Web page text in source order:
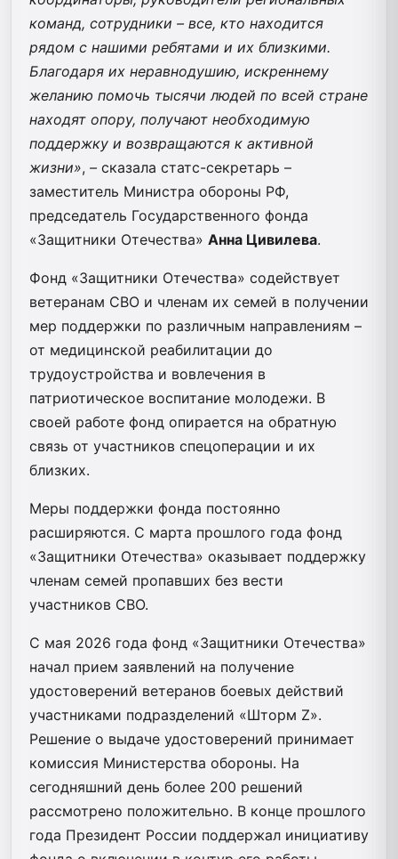
команд, сотрудники – все, кто находится
рядом с нашими ребятами и их близкими.
Благодаря их неравнодушию, искреннему
желанию помочь тысячи людей по всей стране
находят опору, получают необходимую
поддержку и возвращаются к активной
жизни», – сказала статс-секретарь –
заместитель Министра обороны РФ,
председатель Государственного фонда
«Защитники Отечества» Анна Цивилева.
Фонд «Защитники Отечества» содействует
ветеранам СВО и членам их семей в получении
мер поддержки по различным направлениям –
от медицинской реабилитации до
трудоустройства и вовлечения в
патриотическое воспитание молодежи. В
своей работе фонд опирается на обратную
связь от участников спецоперации и их
близких.
Меры поддержки фонда постоянно
расширяются. С марта прошлого года фонд
«Защитники Отечества» оказывает поддержку
членам семей пропавших без вести
участников СВО.
С мая 2026 года фонд «Защитники Отечества»
начал прием заявлений на получение
удостоверений ветеранов боевых действий
участниками подразделений «Шторм Z».
Решение о выдаче удостоверений принимает
комиссия Министерства обороны. На
сегодняшний день более 200 решений
рассмотрено положительно. В конце прошлого
года Президент России поддержал инициативу